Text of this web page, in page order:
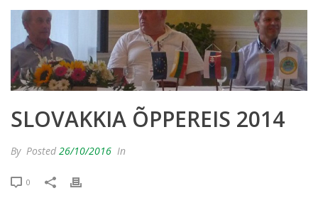
SLOVAKKIA ÕPPEREIS 2014
By Posted 26/10/2016 In
0